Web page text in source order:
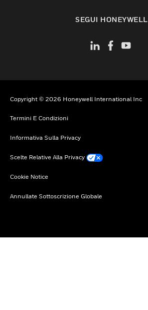
SEGUI HONEYWELL
Copyright © 2026 Honeywell International Inc
Termini E Condizioni
Informativa Sulla Privacy
Scelte Relative Alla Privacy
Cookie Notice
Annullate Sottoscrizione Globale